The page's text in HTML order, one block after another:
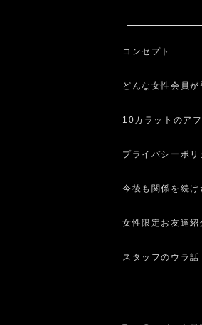
コンセプト
どんな女性会員が
10カラットのア
プライバシーポリ
今後も関係を続け
女性限定お友達紹
スタッフのウラ話